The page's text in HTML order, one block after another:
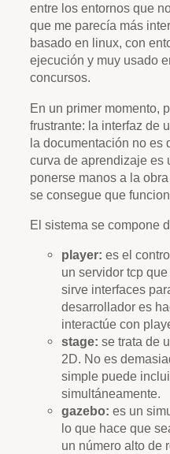
entre los entornos que
que me parecía más
basado en linux, con
ejecución y muy usado
concursos.
En un primer momento,
frustrante: la interfaz de
la documentación no es
curva de aprendizaje es
ponerse manos a la
se consegue que
El sistema se compone
player: es el
un servidor tcp
sirve interfaces
desarrollador es
interactúe con
stage: se trata de
2D. No es
simple puede
simultáneamente.
gazebo: es un
lo que hace que
un número alto de